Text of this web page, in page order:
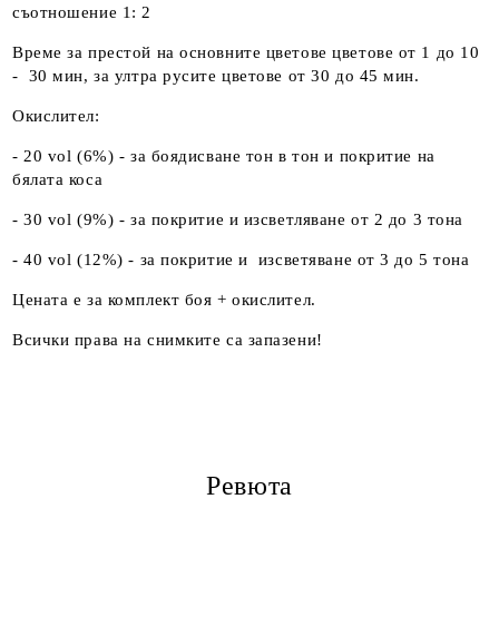
съотношение 1: 2
Време за престой на основните цветове цветове от 1 до 10
- 30 мин, за ултра русите цветове от 30 до 45 мин.
Окислител:
- 20 vol (6%) - за боядисване тон в тон и покритие на
бялата коса
- 30 vol (9%) - за покритие и изсветляване от 2 до 3 тона
- 40 vol (12%) - за покритие и изсветяване от 3 до 5 тона
Цената е за комплект боя + окислител.
Всички права на снимките са запазени!
Ревюта